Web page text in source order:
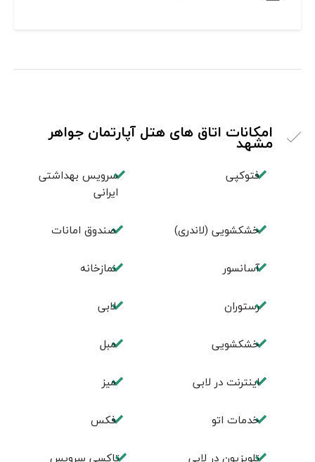
امکانات اتاق های هتل آپارتمان جواهر
مشهد
فتوکپی
سرویس بهداشتی
ایرانی
خشکشویی (لاندری) صندوق امانات
آسانسور نمازخانه
رستوران لابی
خشکشویی مبل
اينترنت در لابی ميز
خدمات اتو فكس
تلویزیون در لابی
تاکسی سرویس